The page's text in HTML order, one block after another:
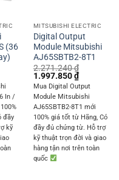
(36
₫.
In /
đầy
kỹ
MITSUBISHI ELECTRIC
Digital Output
Module Mitsubishi
AJ65SBTB2-8T1
2.271.240₫
Original
price
was:
2.271.240 ₫.
1.997.850₫Current
price
is:
1.997.850
Mua Digital Output
Module Mitsubishi
AJ65SBTB2-8T1 mới
100% giá tốt từ Hãng, Có
đầy đủ chứng từ. Hỗ trợ
kỹ thuật trọn đời và giao
hàng tận nơi trên toàn
quốc